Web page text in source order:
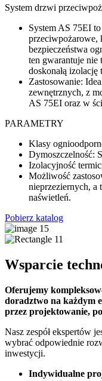
System drzwi
System AS 75EI
przeciwpożarowe,
bezpieczeństwa
ten gwarantuje nie
doskonałą izolację
Zastosowanie:
zewnętrznych, z
AS 75EI oraz w
PARAMETRY
Klasy
Dymoszczelność:
Izolacyjność
Możliwość
nieprzeziernych, a
naświetleń.
Pobierz katalog
Wsparcie
Oferujemy
doradztwo na każdym
przez projektowanie,
Nasz zespół ekspertów
wybrać odpowiednie
inwestycji.
Indywidualne